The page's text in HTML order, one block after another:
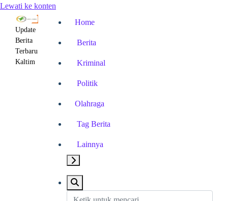
Lewati ke konten
Update
Berita
Terbaru
Kaltim
Home
Berita
Kriminal
Politik
Olahraga
Tag Berita
Lainnya